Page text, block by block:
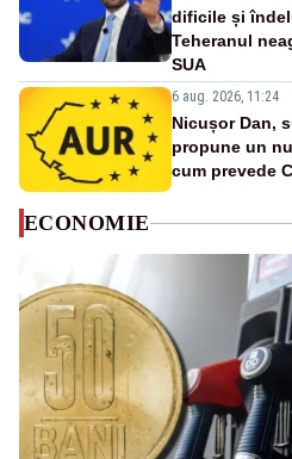
dificile și
Teheranul
SUA
6 aug. 2026, 11:24
Nicușor Dan,
propune un
cum prevede
ECONOMIE